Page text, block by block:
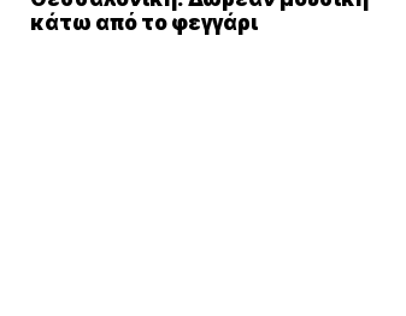
κάτω από το φεγγάρι